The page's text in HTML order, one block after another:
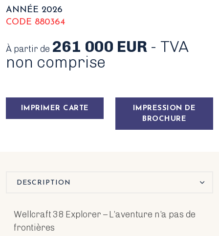
ANNÉE 2026
CODE 880364
À partir de 261 000 EUR- TVA
non comprise
IMPRIMER CARTE
IMPRESSION DE
BROCHURE
DESCRIPTION
Wellcraft 38 Explorer – L’aventure n’a pas de
frontières